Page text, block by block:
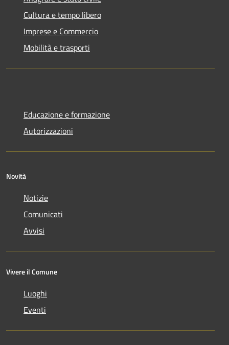
Cultura e tempo libero
Imprese e Commercio
Mobilità e trasporti
Educazione e formazione
Autorizzazioni
Novità
Notizie
Comunicati
Avvisi
Vivere il Comune
Luoghi
Eventi